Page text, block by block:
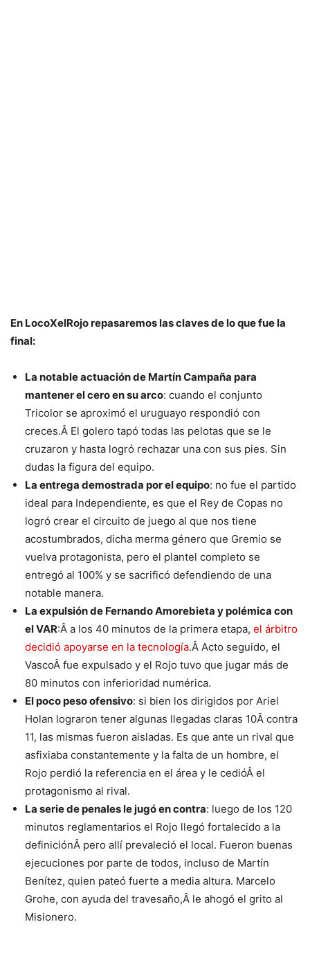
En LocoXelRojo repasaremos las claves de lo que fue la
final:
La notable actuación de Martín Campaña para
mantener el cero en su arco: cuando el conjunto
Tricolor se aproximó el uruguayo respondió con
creces.Â El golero tapó todas las pelotas que se le
cruzaron y hasta logró rechazar una con sus pies. Sin
dudas la figura del equipo.
La entrega demostrada por el equipo: no fue el partido
ideal para Independiente, es que el Rey de Copas no
logró crear el circuito de juego al que nos tiene
acostumbrados, dicha merma género que Gremio se
vuelva protagonista, pero el plantel completo se
entregó al 100% y se sacrificó defendiendo de una
notable manera.
La expulsión de Fernando Amorebieta y polémica con
el VAR:Â a los 40 minutos de la primera etapa, el árbitro
decidió apoyarse en la tecnología.Â Acto seguido, el
VascoÂ fue expulsado y el Rojo tuvo que jugar más de
80 minutos con inferioridad numérica.
El poco peso ofensivo: si bien los dirigidos por Ariel
Holan lograron tener algunas llegadas claras 10Â contra
11, las mismas fueron aisladas. Es que ante un rival que
asfixiaba constantemente y la falta de un hombre, el
Rojo perdió la referencia en el área y le cedióÂ el
protagonismo al rival.
La serie de penales le jugó en contra: luego de los 120
minutos reglamentarios el Rojo llegó fortalecido a la
definiciónÂ pero allí prevaleció el local. Fueron buenas
ejecuciones por parte de todos, incluso de Martín
Benítez, quien pateó fuerte a media altura. Marcelo
Grohe, con ayuda del travesaño,Â le ahogó el grito al
Misionero.